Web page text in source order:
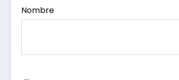
Nombre